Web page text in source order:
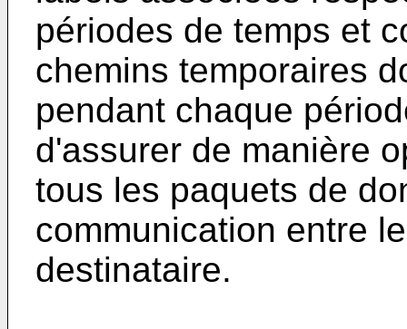
périodes de temps et
chemins temporaires
pendant chaque
d'assurer de manière
tous les paquets de
communication entre
destinataire.